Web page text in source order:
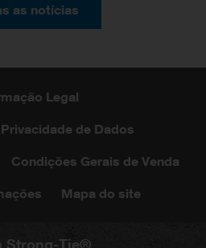
as notícias
Legal
de Dados
Condições Gerais de Venda
Mapa do site
Strong-Tie®